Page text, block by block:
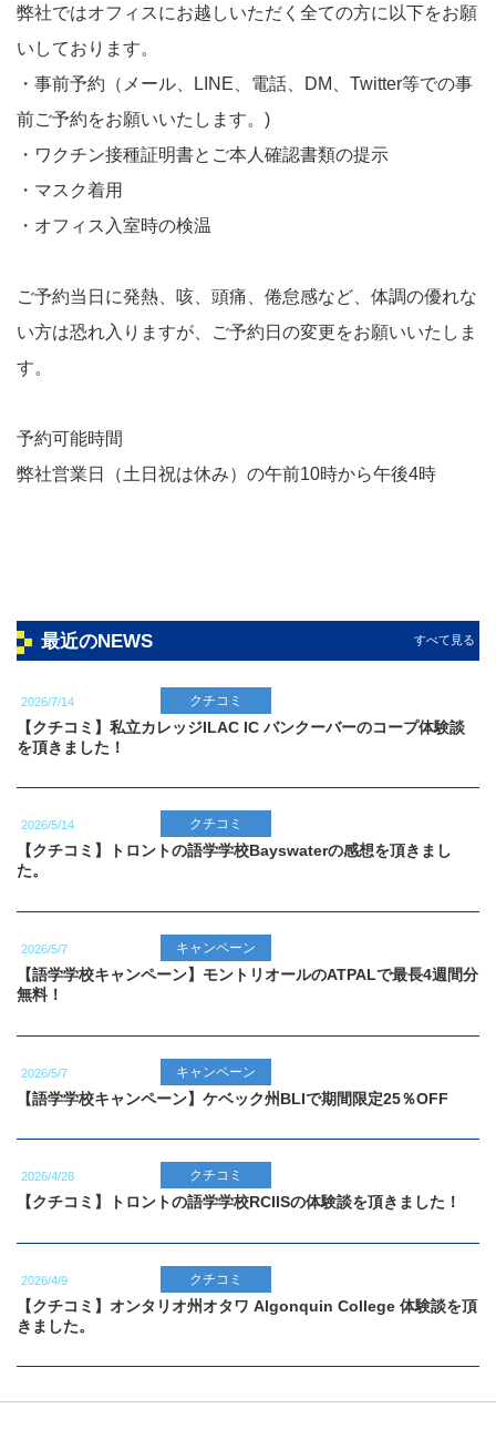
弊社ではオフィスにお越しいただく全ての方に以下をお願
いしております。
・事前予約（メール、LINE、電話、DM、Twitter等での事
前ご予約をお願いいたします。)
・ワクチン接種証明書とご本人確認書類の提示
・マスク着用
・オフィス入室時の検温
ご予約当日に発熱、咳、頭痛、倦怠感など、体調の優れな
い方は恐れ入りますが、ご予約日の変更をお願いいたしま
す。
予約可能時間
弊社営業日（土日祝は休み）の午前10時から午後4時
最近のNEWS
2026/7/14 クチコミ
【クチコミ】私立カレッジILAC IC バンクーバーのコープ体験談
を頂きました！
2026/5/14 クチコミ
【クチコミ】トロントの語学学校Bayswaterの感想を頂きまし
た。
2026/5/7 キャンペーン
【語学学校キャンペーン】モントリオールのATPALで最長4週間分
無料！
2026/5/7 キャンペーン
【語学学校キャンペーン】ケベック州BLIで期間限定25％OFF
2026/4/28 クチコミ
【クチコミ】トロントの語学学校RCIISの体験談を頂きました！
2026/4/9 クチコミ
【クチコミ】オンタリオ州オタワ Algonquin College 体験談を頂
きました。
すべて見る